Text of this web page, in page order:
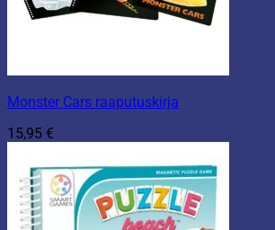
Monster Cars raaputuskirja
15,95 €